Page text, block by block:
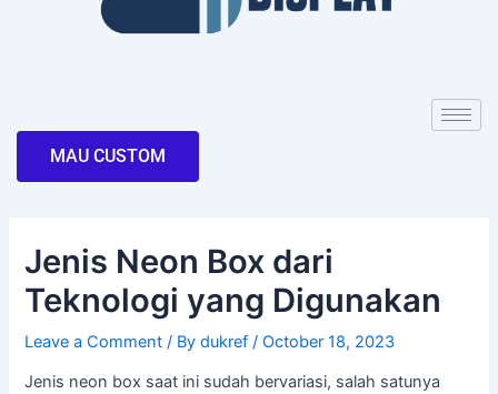
MAU CUSTOM
Jenis Neon Box dari
Teknologi yang Digunakan
Leave a Comment / Bydukref/October 18, 2023
Jenis neon box saat ini sudah bervariasi, salah satunya